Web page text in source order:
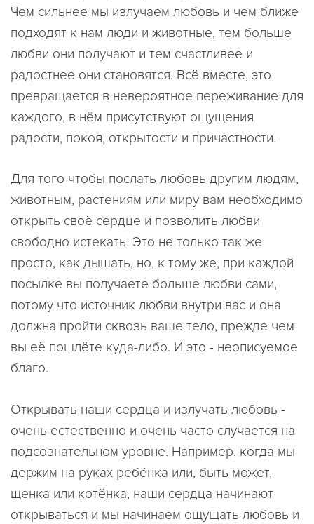
Чем сильнее мы излучаем любовь и чем ближе
подходят к нам люди и животные, тем больше
любви они получают и тем счастливее и
радостнее они становятся. Всё вместе, это
превращается в невероятное переживание для
каждого, в нём присутствуют ощущения
радости, покоя, открытости и причастности.
Для того чтобы послать любовь другим людям,
животным, растениям или миру вам необходимо
открыть своё сердце и позволить любви
свободно истекать. Это не только так же
просто, как дышать, но, к тому же, при каждой
посылке вы получаете больше любви сами,
потому что источник любви внутри вас и она
должна пройти сквозь ваше тело, прежде чем
вы её пошлёте куда-либо. И это - неописуемое
благо.
Открывать наши сердца и излучать любовь -
очень естественно и очень часто случается на
подсознательном уровне. Например, когда мы
держим на руках ребёнка или, быть может,
щенка или котёнка, наши сердца начинают
открываться и мы начинаем ощущать любовь и